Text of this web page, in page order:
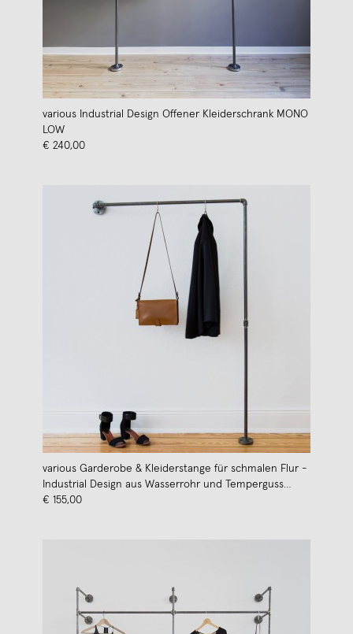
various Industrial Design Offener Kleiderschrank MONO
LOW
€ 240,00
various Garderobe & Kleiderstange für schmalen Flur -
Industrial Design aus Wasserrohr und Temperguss
HALLWAY
€ 155,00